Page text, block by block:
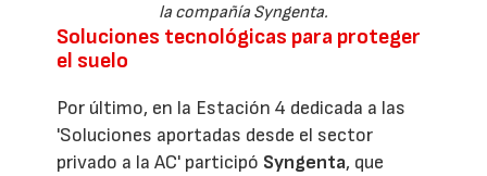
la compañía Syngenta.
Soluciones tecnológicas para proteger
el suelo
Por último, en la Estación 4 dedicada a las
'Soluciones aportadas desde el sector
privado a la AC' participó Syngenta, que